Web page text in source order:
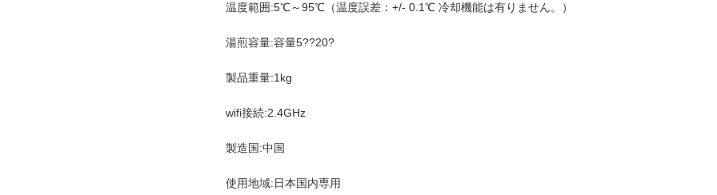
温度範囲:5℃～95℃（温度誤差：+/- 0.1℃ 冷却機能は有りません。）
湯煎容量:容量5??20?
製品重量:1kg
wifi接続:2.4GHz
製造国:中国
使用地域:日本国内専用